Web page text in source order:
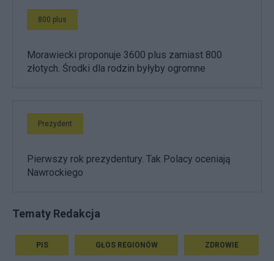
800 plus
Morawiecki proponuje 3600 plus zamiast 800
złotych. Środki dla rodzin byłyby ogromne
Prezydent
Pierwszy rok prezydentury. Tak Polacy oceniają
Nawrockiego
Tematy Redakcja
PIS GŁOS REGIONÓW ZDROWIE